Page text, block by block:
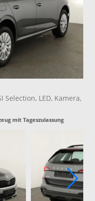
Selection, LED, Kamera,
mit Tageszulassung